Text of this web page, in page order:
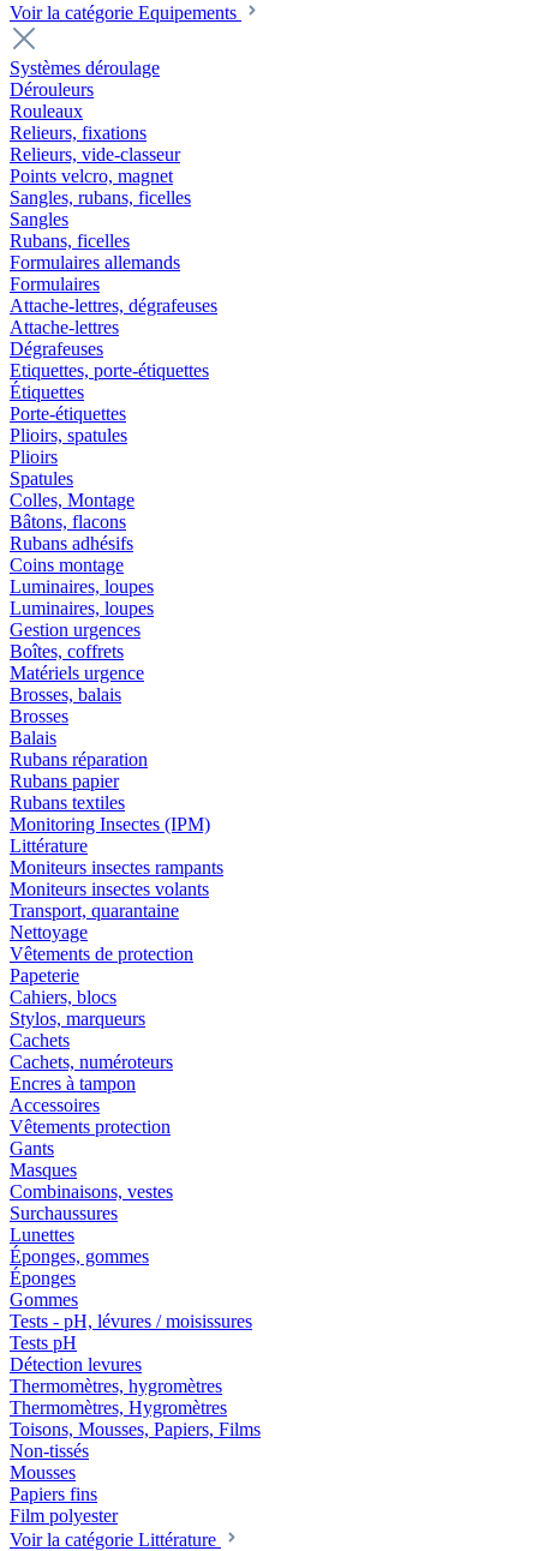
Voir la catégorie Equipements
Systèmes déroulage
Dérouleurs
Rouleaux
Relieurs, fixations
Relieurs, vide-classeur
Points velcro, magnet
Sangles, rubans, ficelles
Sangles
Rubans, ficelles
Formulaires allemands
Formulaires
Attache-lettres, dégrafeuses
Attache-lettres
Dégrafeuses
Etiquettes, porte-étiquettes
Étiquettes
Porte-étiquettes
Plioirs, spatules
Plioirs
Spatules
Colles, Montage
Bâtons, flacons
Rubans adhésifs
Coins montage
Luminaires, loupes
Luminaires, loupes
Gestion urgences
Boîtes, coffrets
Matériels urgence
Brosses, balais
Brosses
Balais
Rubans réparation
Rubans papier
Rubans textiles
Monitoring Insectes (IPM)
Littérature
Moniteurs insectes rampants
Moniteurs insectes volants
Transport, quarantaine
Nettoyage
Vêtements de protection
Papeterie
Cahiers, blocs
Stylos, marqueurs
Cachets
Cachets, numéroteurs
Encres à tampon
Accessoires
Vêtements protection
Gants
Masques
Combinaisons, vestes
Surchaussures
Lunettes
Éponges, gommes
Éponges
Gommes
Tests - pH, lévures / moisissures
Tests pH
Détection levures
Thermomètres, hygromètres
Thermomètres, Hygromètres
Toisons, Mousses, Papiers, Films
Non-tissés
Mousses
Papiers fins
Film polyester
Voir la catégorie Littérature